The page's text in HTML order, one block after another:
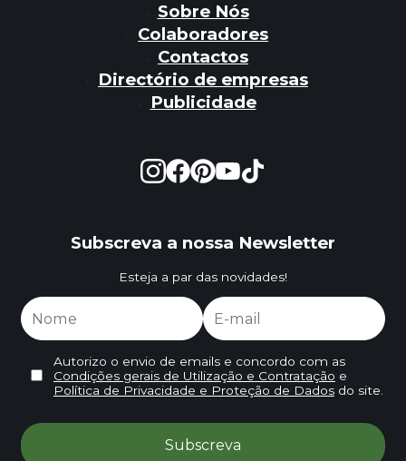
Sobre Nós
Colaboradores
Contactos
Directório de empresas
Publicidade
Subscreva a nossa Newsletter
Esteja a par das novidades!
Autorizo o envio de emails e concordo com as
Condições gerais de Utilização e Contratação e
Política de Privacidade e Proteção de Dadosdo site.